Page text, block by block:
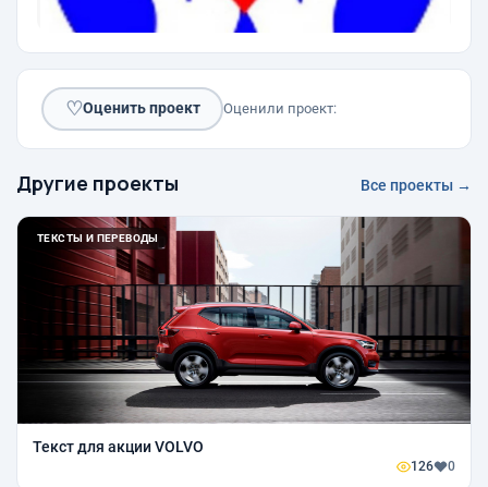
♡Оценить проект Оценили проект:
Другие проекты Все проекты →
ТЕКСТЫ И ПЕРЕВОДЫ
Текст для акции VOLVO
126 0